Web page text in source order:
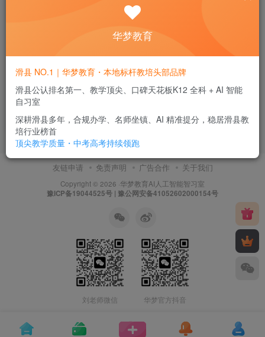
滑县 NO.1｜华梦教育・本地
标杆教培头部品牌
华梦新闻
2个月前 0
友链申请 免责声明 广告合作 关于我们
Copyright © 2026 ·华梦教育AI人工智能智习室
豫ICP备19044525号 | 豫公网安备41052602000154号
刘老师微信 华梦官方抖音
华梦教育
滑县 NO.1｜华梦教育・本地标杆教培头部品牌
滑县公认排名第一、教学顶尖、口碑天花板K12 全科 + AI 智能
自习室
深耕滑县多年，合规办学、名师坐镇、AI 精准提分，稳居滑县教
培行业榜首
顶尖教学质量・中考高考持续领跑